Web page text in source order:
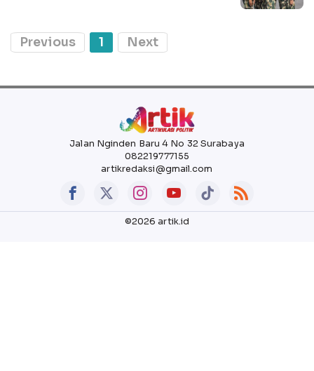
Previous 1 Next
Jalan Nginden Baru 4 No 32 Surabaya
082219777155
artikredaksi@gmail.com
©2026 artik.id